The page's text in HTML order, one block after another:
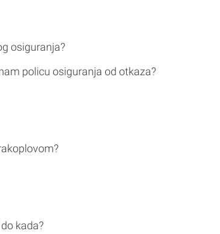
osiguranja?
policu osiguranja od otkaza?
kada?